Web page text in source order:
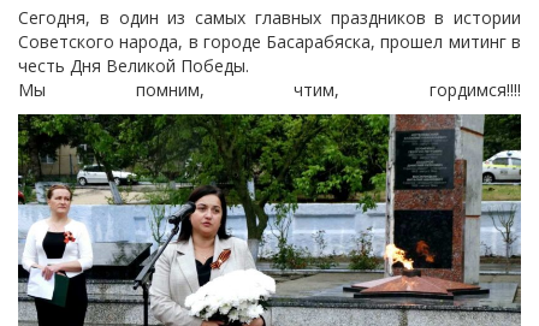
Сегодня, в один из самых главных праздников в истории
Советского народа, в городе Басарабяска, прошел митинг в
честь Дня Великой Победы.
Мы помним, чтим, гордимся!!!!